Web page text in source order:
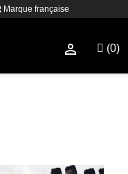
Marque française
(0)
